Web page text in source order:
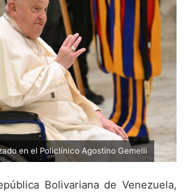
en el Policlínico Agostino Gemelli
Bolivariana de Venezuela,